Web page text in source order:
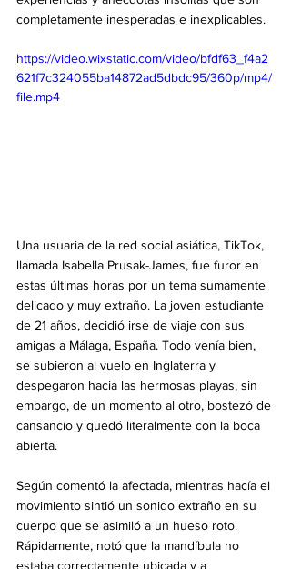
completamente inesperadas e inexplicables.
https://video.wixstatic.com/video/bfdf63_f4a2
621f7c324055ba14872ad5dbdc95/360p/mp4/
file.mp4
Una usuaria de la red social asiática, TikTok,
llamada Isabella Prusak-James, fue furor en
estas últimas horas por un tema sumamente
delicado y muy extraño. La joven estudiante
de 21 años, decidió irse de viaje con sus
amigas a Málaga, España. Todo venía bien,
se subieron al vuelo en Inglaterra y
despegaron hacia las hermosas playas, sin
embargo, de un momento al otro, bostezó de
cansancio y quedó literalmente con la boca
abierta.
Según comentó la afectada, mientras hacía el
movimiento sintió un sonido extraño en su
cuerpo que se asimiló a un hueso roto.
Rápidamente, notó que la mandíbula no
estaba correctamente ubicada y a